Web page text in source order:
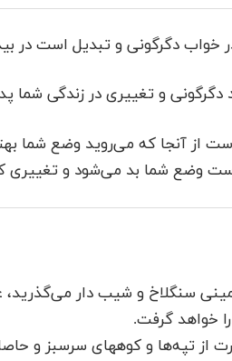
خواب دگرگونی و تبدیل است در
و تغییری در زندگی شما
از آنجا که می‌روید وضع شما
است وضع شما بد می‌شود و
سنگلاخ و شیب دار
خواهد گرفت.
از تپه‌ها و کوههای سرسبز و